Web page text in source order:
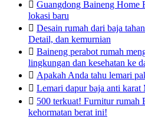
 Guangdong Baineng Home
lokasi baru
 Desain rumah dari baja
Detail, dan kemurnian
 Baineng perabot rumah
lingkungan dan kesehatan ke
 Apakah Anda tahu lemari
 Lemari dapur baja anti karat
 500 terkuat! Furnitur rumah
kehormatan berat ini!